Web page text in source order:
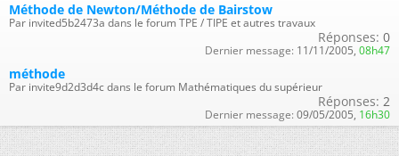
Méthode de Newton/Méthode de Bairstow
Par invited5b2473a dans le forum TPE / TIPE et autres travaux
Réponses: 0
Dernier message: 11/11/2005, 08h47
méthode
Par invite9d2d3d4c dans le forum Mathématiques du supérieur
Réponses: 2
Dernier message: 09/05/2005, 16h30